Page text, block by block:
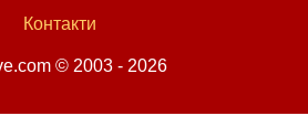
Контакти
© 2003 - 2026